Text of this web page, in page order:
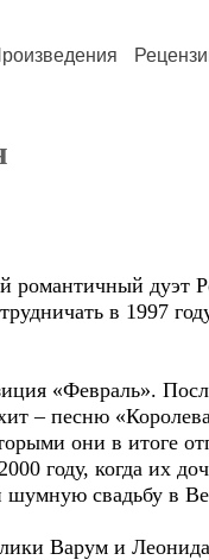
дуэт
в 1997
«Февраль».
– песню
они в итоге
году, когда их
свадьбу в
Варум и